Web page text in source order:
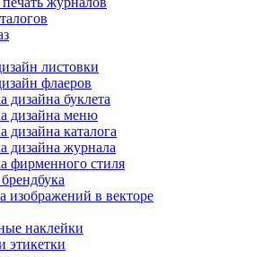
листовки
флаеров
дизайна буклета
дизайна меню
дизайна каталога
дизайна журнала
фирменного стиля
изображений в векторе
наклейки
этикетки